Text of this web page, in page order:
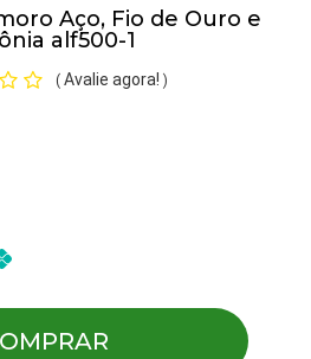
Aço, Fio de Ouro e
alf500-1
( Avalie agora! )